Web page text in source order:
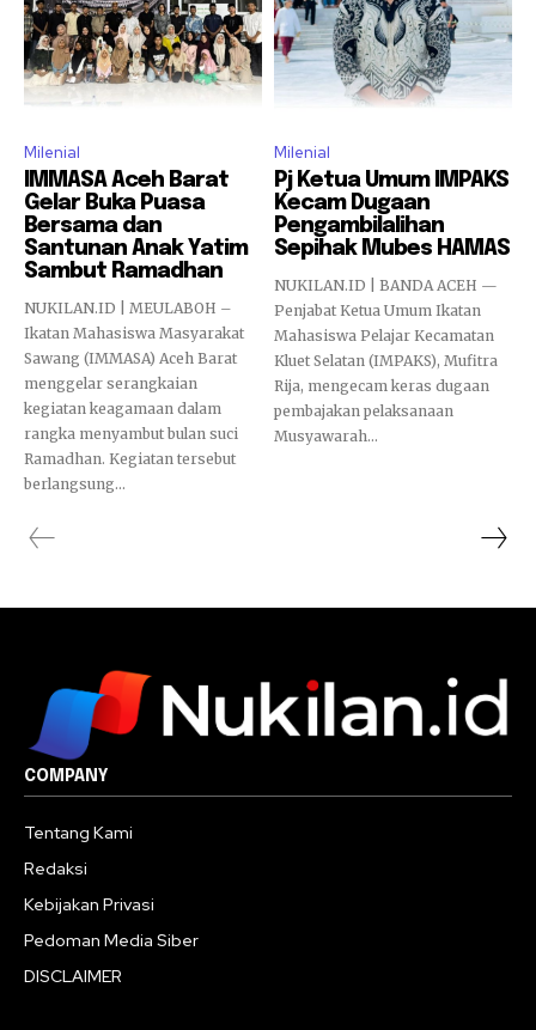
Milenial
IMMASA Aceh Barat
Gelar Buka Puasa
Bersama dan
Santunan Anak Yatim
Sambut Ramadhan
NUKILAN.ID | MEULABOH –
Ikatan Mahasiswa Masyarakat
Sawang (IMMASA) Aceh Barat
menggelar serangkaian
kegiatan keagamaan dalam
rangka menyambut bulan suci
Ramadhan. Kegiatan tersebut
berlangsung...
Milenial
Pj Ketua Umum IMPAKS
Kecam Dugaan
Pengambilalihan
Sepihak Mubes HAMAS
NUKILAN.ID | BANDA ACEH —
Penjabat Ketua Umum Ikatan
Mahasiswa Pelajar Kecamatan
Kluet Selatan (IMPAKS), Mufitra
Rija, mengecam keras dugaan
pembajakan pelaksanaan
Musyawarah...
COMPANY
Tentang Kami
Redaksi
Kebijakan Privasi
Pedoman Media Siber
DISCLAIMER